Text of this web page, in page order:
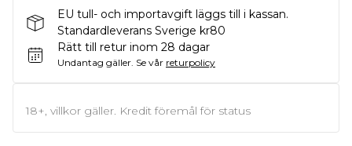
EU tull- och importavgift läggs till i kassan.
Standardleverans Sverige kr80
Rätt till retur inom 28 dagar
Undantag gäller. Se vår returpolicy
18+, villkor gäller. Kredit föremål för status